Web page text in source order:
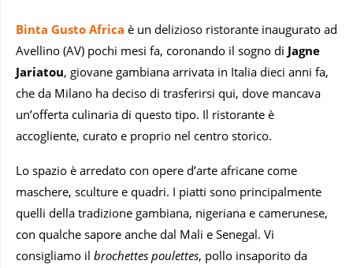
Binta Gusto Africa è un delizioso ristorante inaugurato ad
Avellino (AV) pochi mesi fa, coronando il sogno di Jagne
Jariatou, giovane gambiana arrivata in Italia dieci anni fa,
che da Milano ha deciso di trasferirsi qui, dove mancava
un’offerta culinaria di questo tipo. Il ristorante è
accogliente, curato e proprio nel centro storico.
Lo spazio è arredato con opere d’arte africane come
maschere, sculture e quadri. I piatti sono principalmente
quelli della tradizione gambiana, nigeriana e camerunese,
con qualche sapore anche dal Mali e Senegal. Vi
consigliamo il brochettes poulettes, pollo insaporito da